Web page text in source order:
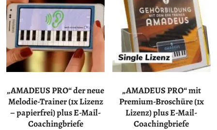
„AMADEUS PRO“ der neue
Melodie-Trainer (1x Lizenz
– papierfrei) plus E-Mail-
Coachingbriefe
„AMADEUS PRO“ mit
Premium-Broschüre (1x
Lizenz) plus E-Mail-
Coachingbriefe